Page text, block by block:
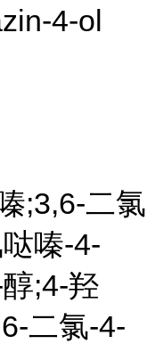
4-ol
;3,6-二氯
嗪-4-
;4-羟
二氯-4-